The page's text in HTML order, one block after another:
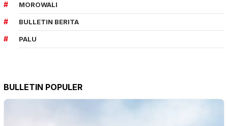
MOROWALI
BULLETIN BERITA
PALU
BULLETIN POPULER